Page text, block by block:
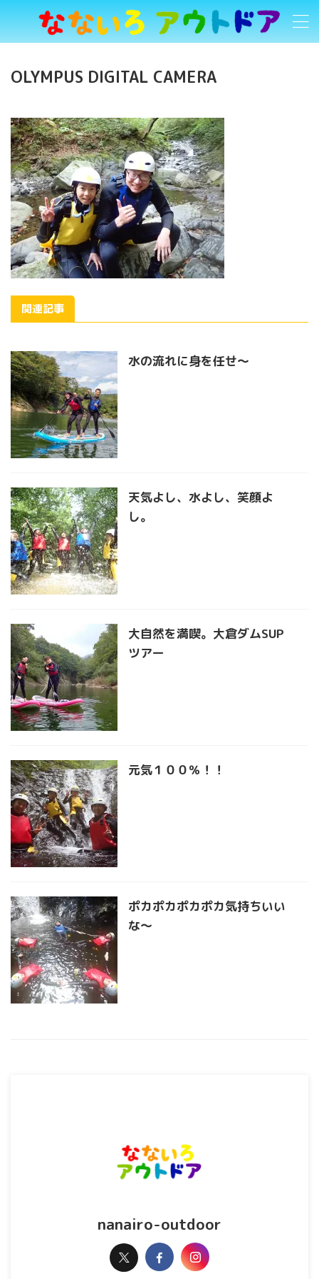
OLYMPUS DIGITAL CAMERA
関連記事
水の流れに身を任せ〜
天気よし、水よし、笑顔よ
し。
大自然を満喫。大倉ダムSUP
ツアー
元気１００％！！
ポカポカポカポカ気持ちいい
な〜
nanairo-outdoor